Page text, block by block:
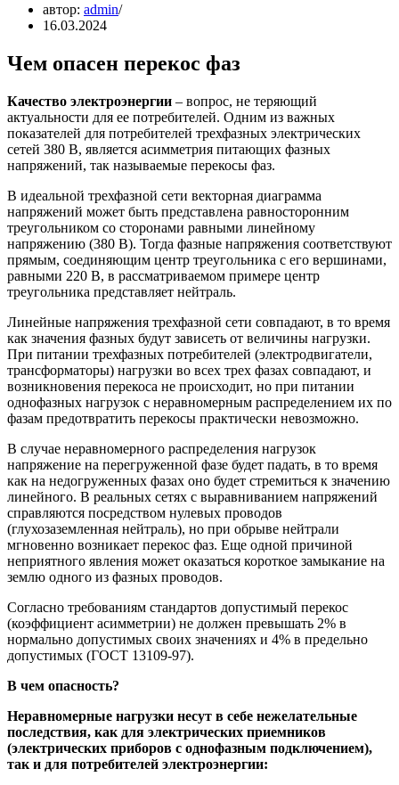
автор: admin
16.03.2024
Чем опасен перекос фаз
Качество электроэнергии – вопрос, не теряющий
актуальности для ее потребителей. Одним из важных
показателей для потребителей трехфазных электрических
сетей 380 В, является асимметрия питающих фазных
напряжений, так называемые перекосы фаз.
В идеальной трехфазной сети векторная диаграмма
напряжений может быть представлена равносторонним
треугольником со сторонами равными линейному
напряжению (380 В). Тогда фазные напряжения соответствуют
прямым, соединяющим центр треугольника с его вершинами,
равными 220 В, в рассматриваемом примере центр
треугольника представляет нейтраль.
Линейные напряжения трехфазной сети совпадают, в то время
как значения фазных будут зависеть от величины нагрузки.
При питании трехфазных потребителей (электродвигатели,
трансформаторы) нагрузки во всех трех фазах совпадают, и
возникновения перекоса не происходит, но при питании
однофазных нагрузок с неравномерным распределением их по
фазам предотвратить перекосы практически невозможно.
В случае неравномерного распределения нагрузок
напряжение на перегруженной фазе будет падать, в то время
как на недогруженных фазах оно будет стремиться к значению
линейного. В реальных сетях с выравниванием напряжений
справляются посредством нулевых проводов
(глухозаземленная нейтраль), но при обрыве нейтрали
мгновенно возникает перекос фаз. Еще одной причиной
неприятного явления может оказаться короткое замыкание на
землю одного из фазных проводов.
Согласно требованиям стандартов допустимый перекос
(коэффициент асимметрии) не должен превышать 2% в
нормально допустимых своих значениях и 4% в предельно
допустимых (ГОСТ 13109-97).
В чем опасность?
Неравномерные нагрузки несут в себе нежелательные
последствия, как для электрических приемников
(электрических приборов с однофазным подключением),
так и для потребителей электроэнергии: